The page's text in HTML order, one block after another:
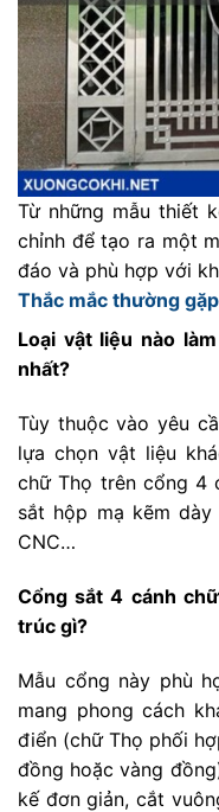
Từ những mẫu thiết
chỉnh để tạo ra một
đáo và phù hợp với
Thắc mắc thường
Loại vật liệu nào
nhất?
Tùy thuộc vào yêu
lựa chọn vật liệu
chữ Thọ trên cổng 4
sắt hộp mạ kẽm
CNC…
Cổng sắt 4 cánh
trúc gì?
Mẫu cổng này phù
mang phong cách
điển (chữ Thọ phối
đồng hoặc vàng
kế đơn giản, cắt